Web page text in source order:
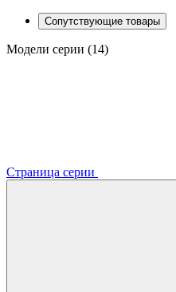
Сопутствующие товары
Модели серии (14)
Страница серии